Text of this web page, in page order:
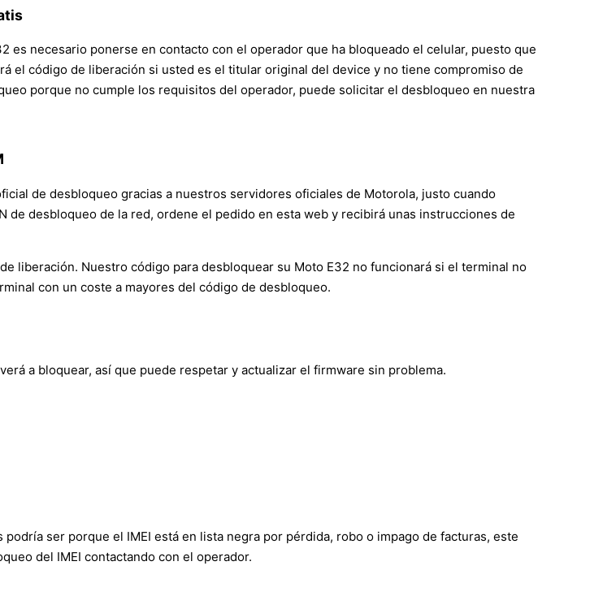
necesario ponerse en contacto con el operador que ha bloqueado el celular, puesto que
el código de liberación si usted es el titular original del device y no tiene compromiso de
porque no cumple los requisitos del operador, puede solicitar el desbloqueo en nuestra
de desbloqueo gracias a nuestros servidores oficiales de Motorola, justo cuando
desbloqueo de la red, ordene el pedido en esta web y recibirá unas instrucciones de
liberación. Nuestro código para desbloquear su Moto E32 no funcionará si el terminal no
con un coste a mayores del código de desbloqueo.
a bloquear, así que puede respetar y actualizar el firmware sin problema.
ser porque el IMEI está en lista negra por pérdida, robo o impago de facturas, este
del IMEI contactando con el operador.